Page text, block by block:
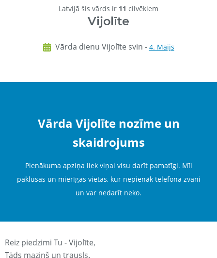
Latvijā šis vārds ir 11 cilvēkiem
Vijolīte
Vārda dienu Vijolīte svin - 4. Maijs
Vārda Vijolīte nozīme un
skaidrojums
Pienākuma apziņa liek viņai visu darīt pamatīgi. Mīl
paklusas un mierīgas vietas, kur nepienāk telefona zvani
un var nedarīt neko.
Reiz piedzimi Tu - Vijolīte,
Tāds maziņš un trausls.